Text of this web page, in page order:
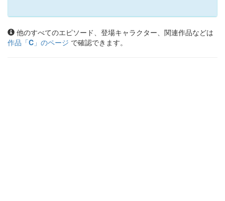
他のすべてのエピソード、登場キャラクター、関連作品などは
作品「C 」のページ で確認できます。